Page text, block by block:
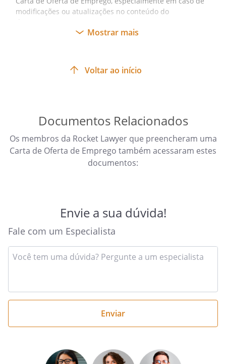
modificações ou atualizações no conteúdo do
documento.
Mostrar mais
Voltar ao início
Documentos Relacionados
Os membros da Rocket Lawyer que preencheram uma
Carta de Oferta de Emprego também acessaram estes
documentos:
Envie a sua dúvida!
Fale com um Especialista
sua
pergunta